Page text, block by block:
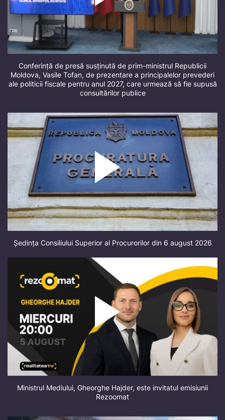
Conferință de presă susținută de prim-ministrul Republicii
Moldova, Vasile Tofan, de prezentare a principalelor prevederi
ale politicii fiscale pentru anul 2027, care urmează să fie supusă
consultărilor publice
Ședința Consiliului Superior al Procurorilor din 6 august 2026
Ministrul Mediului, Gheorghe Hajder, este invitatul emisiunii
Rezoomat